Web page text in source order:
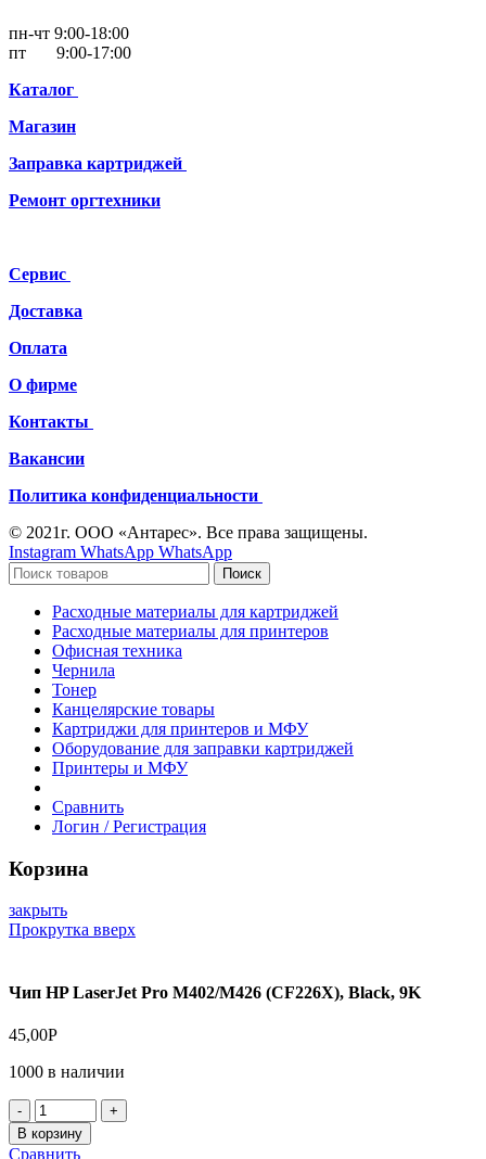
пн-чт 9:00-18:00
пт 9:00-17:00
Каталог
Магазин
Заправка картриджей
Ремонт оргтехники
Сервис
Доставка
Оплата
О фирме
Контакты
Вакансии
Политика конфиденциальности
© 2021г. ООО «Антарес». Все права защищены.
Instagram WhatsApp WhatsApp
Поиск
Расходные материалы для картриджей
Расходные материалы для принтеров
Офисная техника
Чернила
Тонер
Канцелярские товары
Картриджи для принтеров и МФУ
Оборудование для заправки картриджей
Принтеры и МФУ
Сравнить
Логин / Регистрация
Корзина
закрыть
Прокрутка вверх
Чип HP LaserJet Pro M402/M426 (CF226X), Black, 9K
45,00Р
1000 в наличии
Количество
товара
Чип
В корзину
Сравнить